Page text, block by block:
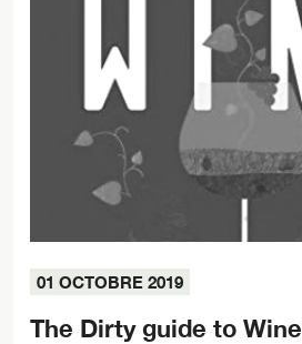
01 OCTOBRE 2019
The Dirty guide to Wine